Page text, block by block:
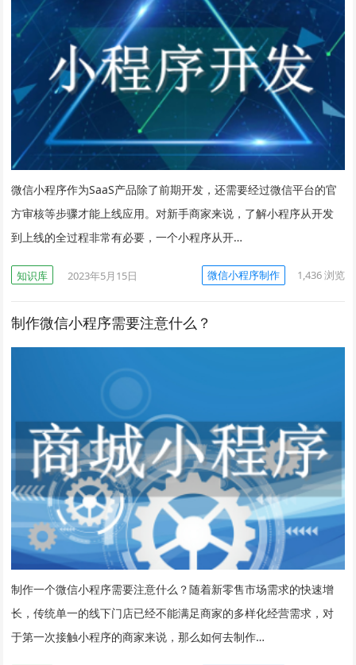
微信小程序作为SaaS产品除了前期开发，还需要经过微信平台的官
方审核等步骤才能上线应用。对新手商家来说，了解小程序从开发
到上线的全过程非常有必要，一个小程序从开…
知识库 2023年5月15日 微信小程序制作 1,436浏览
制作微信小程序需要注意什么？
制作一个微信小程序需要注意什么？随着新零售市场需求的快速增
长，传统单一的线下门店已经不能满足商家的多样化经营需求，对
于第一次接触小程序的商家来说，那么如何去制作…